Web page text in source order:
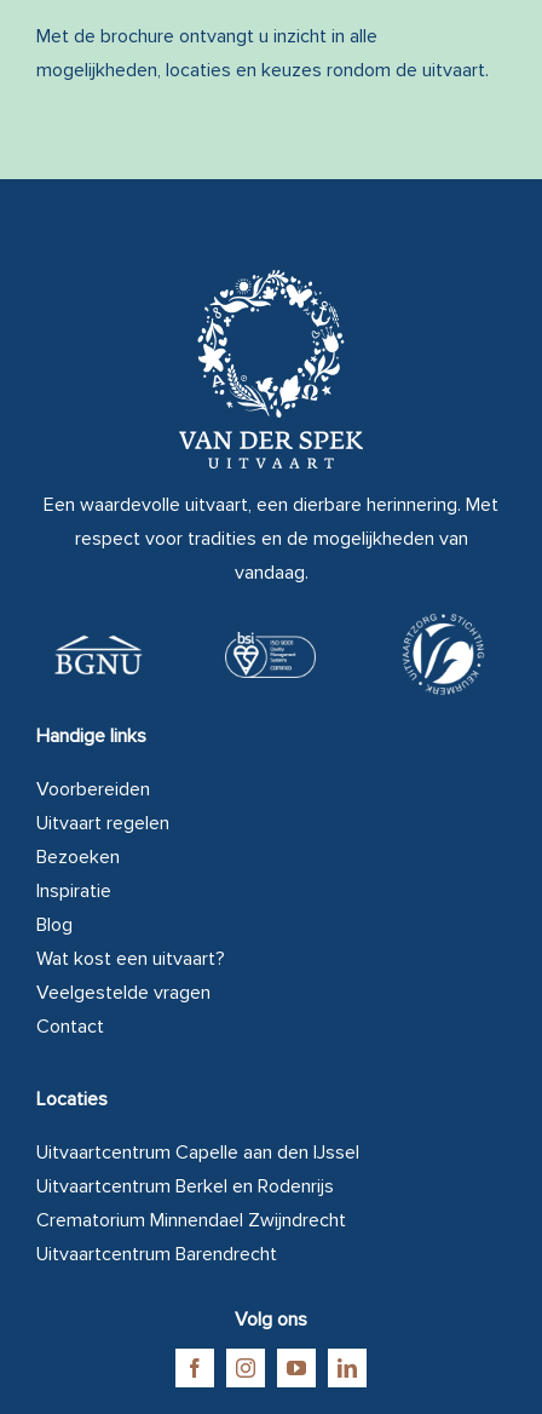
Met de brochure ontvangt u inzicht in alle
mogelijkheden, locaties en keuzes rondom de uitvaart.
Een waardevolle uitvaart, een dierbare herinnering. Met
respect voor tradities en de mogelijkheden van
vandaag.
Handige links
Voorbereiden
Uitvaart regelen
Bezoeken
Inspiratie
Blog
Wat kost een uitvaart?
Veelgestelde vragen
Contact
Locaties
Uitvaartcentrum Capelle aan den IJssel
Uitvaartcentrum Berkel en Rodenrijs
Crematorium Minnendael Zwijndrecht
Uitvaartcentrum Barendrecht
Volg ons